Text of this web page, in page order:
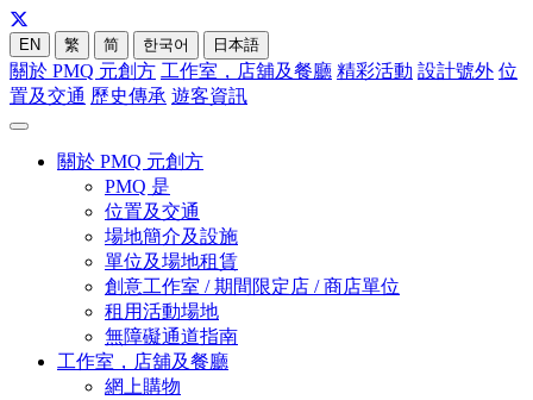
EN 繁 简 한국어 日本語
關於 PMQ 元創方 工作室，店舖及餐廳 精彩活動 設計號外 位
置及交通 歷史傳承 遊客資訊
關於 PMQ 元創方
PMQ 是
位置及交通
場地簡介及設施
單位及場地租賃
創意工作室 / 期間限定店 / 商店單位
租用活動場地
無障礙通道指南
工作室，店舖及餐廳
網上購物